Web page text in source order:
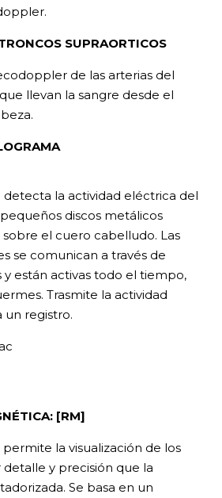
SUPRAORTICOS
de las arterias del
llevan la sangre desde el
detecta la actividad eléctrica del
discos metálicos
el cuero cabelludo. Las
se comunican a través de
están activas todo el tiempo,
Trasmite la actividad
un registro.
[RM]
la visualización de los
detalle y precisión que la
Se basa en un